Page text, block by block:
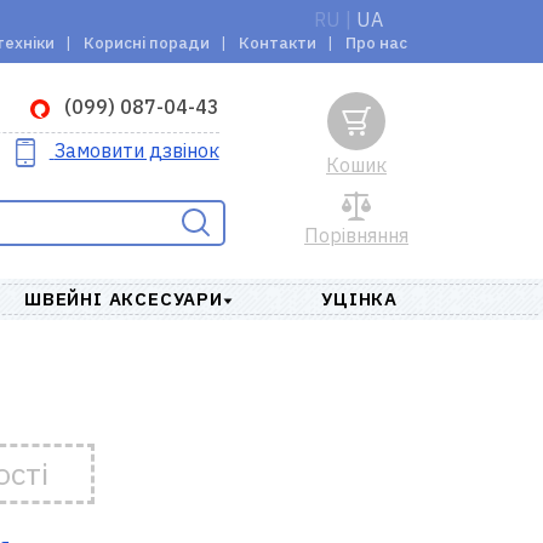
RU UA
Корисні поради Контакти Про нас
(099) 087-04-43
Замовити дзвінок
Порівняння
Кошик
ШВЕЙНІ АКСЕСУАРИ УЦІНКА